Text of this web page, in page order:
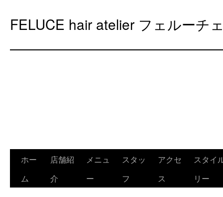
FELUCE hair atelier フェルーチ
ホー
ム
店舗紹
介
メニュ
ー
スタッ
フ
アクセ
ス
スタイ
リー